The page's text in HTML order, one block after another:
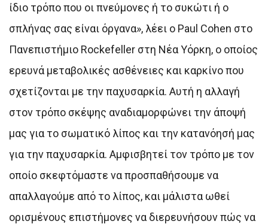
ίδιο τρόπο που οι πνεύμονες ή το συκώτι ή ο
σπλήνας σας είναι όργανα», λέει ο Paul Cohen στο
Πανεπιστήμιο Rockefeller στη Νέα Υόρκη, ο οποίος
ερευνά μεταβολικές ασθένειες και καρκίνο που
σχετίζονται με την παχυσαρκία. Αυτή η αλλαγή
στον τρόπο σκέψης αναδιαμορφώνει την άποψή
μας για το σωματικό λίπος και την κατανόησή μας
για την παχυσαρκία. Αμφισβητεί τον τρόπο με τον
οποίο σκεφτόμαστε να προσπαθήσουμε να
απαλλαγούμε από το λίπος, και μάλιστα ωθεί
ορισμένους επιστήμονες να διερευνήσουν πώς να